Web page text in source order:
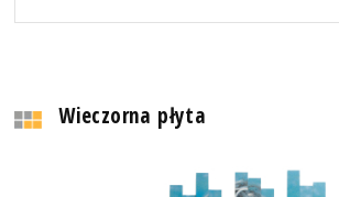
Wieczorna płyta